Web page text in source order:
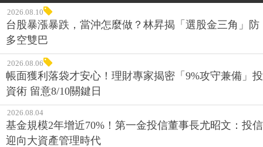
2026.08.10
台股暴漲暴跌，當沖怎麼做？林昇揭「選股金三角」防
多空雙巴
2026.08.06
帳面獲利落袋才安心！理財專家揭密「9%攻守兼備」投
資術 留意8/10關鍵日
2026.08.04
基金規模2年增近70%！第一金投信董事長尤昭文：投信
迎向大資產管理時代